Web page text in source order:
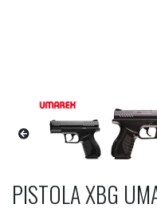
PISTOLA XBG